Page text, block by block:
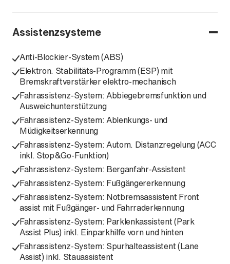
Assistenzsysteme
Anti-Blockier-System (ABS)
Elektron. Stabilitäts-Programm (ESP) mit
Bremskraftverstärker elektro-mechanisch
Fahrassistenz-System: Abbiegebremsfunktion und
Ausweichunterstützung
Fahrassistenz-System: Ablenkungs- und
Müdigkeitserkennung
Fahrassistenz-System: Autom. Distanzregelung (ACC
inkl. Stop&Go-Funktion)
Fahrassistenz-System: Berganfahr-Assistent
Fahrassistenz-System: Fußgängererkennung
Fahrassistenz-System: Notbremsassistent Front
assist mit Fußgänger- und Fahrraderkennung
Fahrassistenz-System: Parklenkassistent (Park
Assist Plus) inkl. Einparkhilfe vorn und hinten
Fahrassistenz-System: Spurhalteassistent (Lane
Assist) inkl. Stauassistent